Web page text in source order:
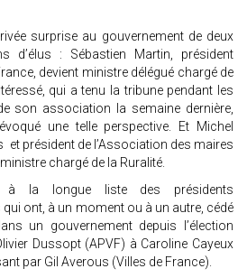
surprise au gouvernement de deux
d’élus : Sébastien Martin, président
devient ministre délégué chargé de
qui a tenu la tribune pendant les
son association la semaine dernière,
une telle perspective. Et Michel
et président de l’Association des maires
chargé de la Ruralité.
à la longue liste des présidents
ont, à un moment ou à un autre, cédé
un gouvernement depuis l’élection
Dussopt (APVF) à Caroline Cayeux
par Gil Averous (Villes de France).